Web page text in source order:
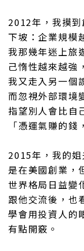
2012年，我摸
下坡：企業規模
我那幾年迷上旅
己惰性越來越強
我又走入另一個
而忽視外部環境
指望別人會比自
「憑運氣賺的錢
2015年，我的
是在美國創業，
世界格局日益變
跟他交流後，也
學會用投資人的
有點開竅。